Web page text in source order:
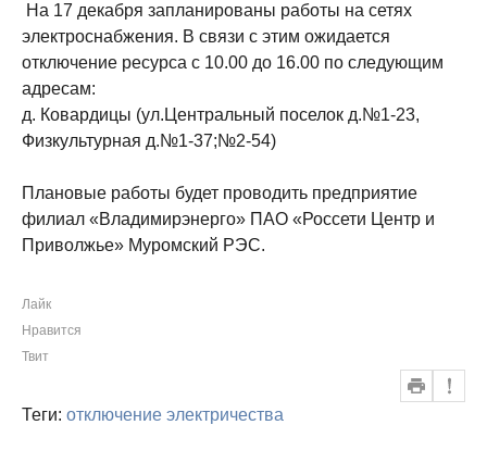
На 17 декабря запланированы работы на сетях
электроснабжения. В связи с этим ожидается
отключение ресурса с 10.00 до 16.00 по следующим
адресам:
д. Ковардицы (ул.Центральный поселок д.№1-23,
Физкультурная д.№1-37;№2-54)
Плановые работы будет проводить предприятие
филиал «Владимирэнерго» ПАО «Россети Центр и
Приволжье» Муромский РЭС.
Лайк
Нравится
Твит
Теги: отключение электричества